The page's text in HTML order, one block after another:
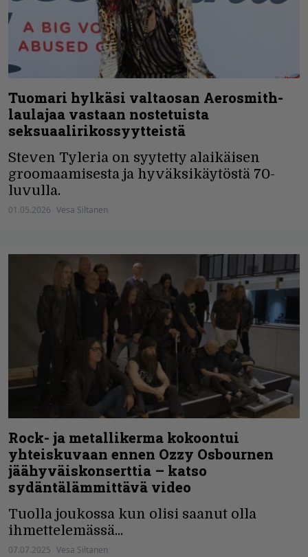
Tuomari hylkäsi valtaosan Aerosmith-
laulajaa vastaan nostetuista
seksuaalirikossyytteistä
Steven Tyleria on syytetty alaikäisen
groomaamisesta ja hyväksikäytöstä 70-
luvulla.
01.05.2026 Vesa Siltanen
Rock- ja metallikerma kokoontui
yhteiskuvaan ennen Ozzy Osbournen
jäähyväiskonserttia – katso
sydäntälämmittävä video
Tuolla joukossa kun olisi saanut olla
ihmettelemässä...
07.07.2025 Vesa Siltanen